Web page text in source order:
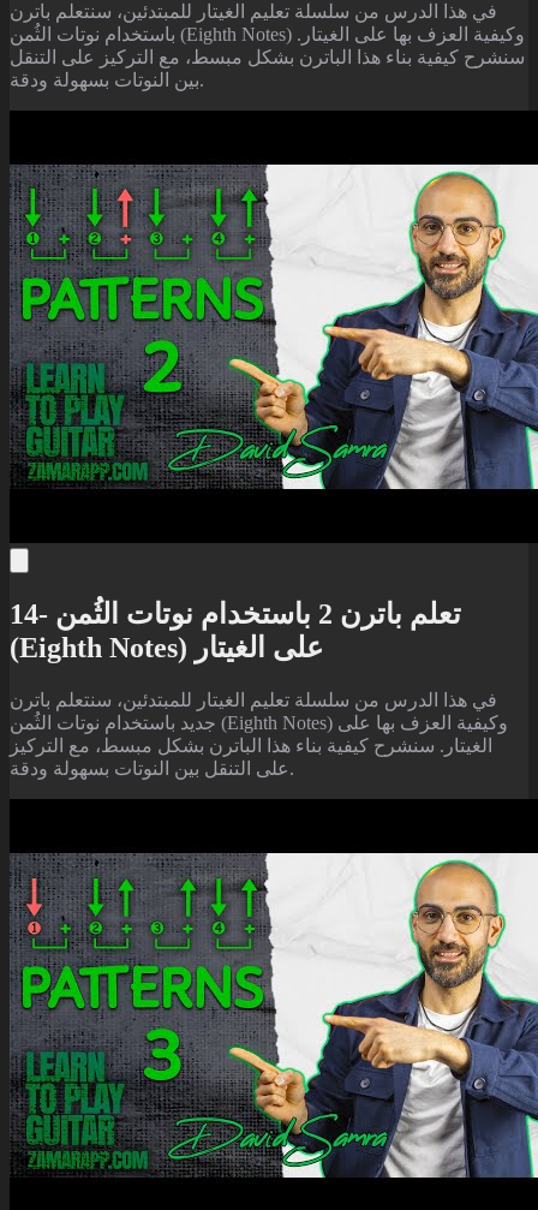
في هذا الدرس من سلسلة تعليم الغيتار للمبتدئين، سنتعلم باترن
باستخدام نوتات الثُمن (Eighth Notes) وكيفية العزف بها على الغيتار.
سنشرح كيفية بناء هذا الباترن بشكل مبسط، مع التركيز على التنقل
بين النوتات بسهولة ودقة.
14- تعلم باترن 2 باستخدام نوتات الثُمن
(Eighth Notes) على الغيتار
في هذا الدرس من سلسلة تعليم الغيتار للمبتدئين، سنتعلم باترن
جديد باستخدام نوتات الثُمن (Eighth Notes) وكيفية العزف بها على
الغيتار. سنشرح كيفية بناء هذا الباترن بشكل مبسط، مع التركيز
على التنقل بين النوتات بسهولة ودقة.